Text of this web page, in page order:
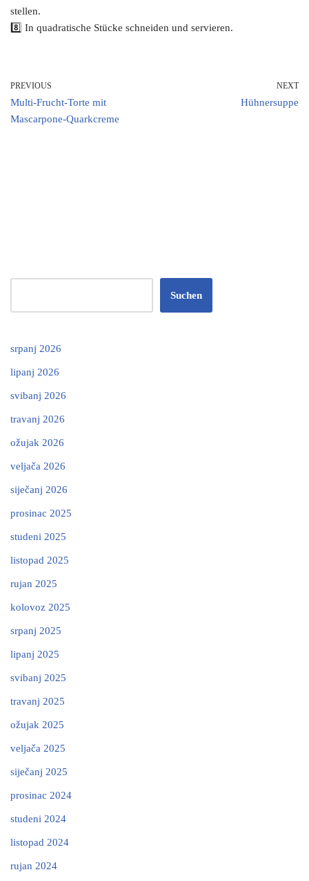
stellen.
8️⃣ In quadratische Stücke schneiden und servieren.
PREVIOUS
Multi-Frucht-Torte mit
Mascarpone-Quarkcreme
NEXT
Hühnersuppe
Suchen
srpanj 2026
lipanj 2026
svibanj 2026
travanj 2026
ožujak 2026
veljača 2026
siječanj 2026
prosinac 2025
studeni 2025
listopad 2025
rujan 2025
kolovoz 2025
srpanj 2025
lipanj 2025
svibanj 2025
travanj 2025
ožujak 2025
veljača 2025
siječanj 2025
prosinac 2024
studeni 2024
listopad 2024
rujan 2024